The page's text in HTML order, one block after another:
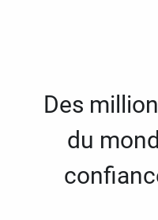
Des
du